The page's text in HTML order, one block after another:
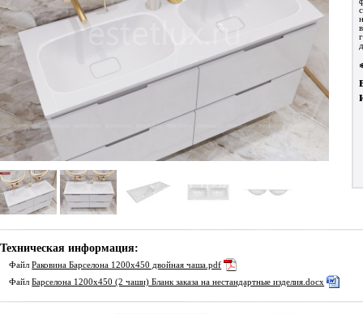
Техническая информация:
ФайлРаковина Барселона 1200х450 двойная чаша.pdf
ФайлБарселона 1200х450 (2 чаши) Бланк заказа на нестандартные изделия.docx